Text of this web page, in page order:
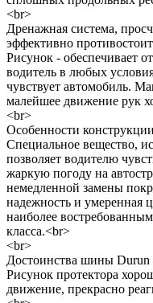
<br>
Дренажная система,
эффективно
Рисунок - обеспечивает
водитель в любых
чувствует автомобиль.
малейшее движение рук
<br>
Особенности
Специальное вещество,
позволяет водителю
жаркую погоду на
немедленной замены
надежность и умеренная
наиболее
класса.<br>
<br>
Достоинства шины Durun
Рисунок протектора
движение, прекрасно